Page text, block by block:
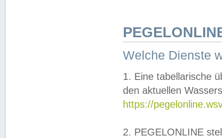
Welche Dienste
1. Eine tabellarische
den aktuellen
https://
2. PEGELONLINE